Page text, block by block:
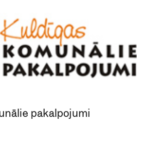
pakalpojumi